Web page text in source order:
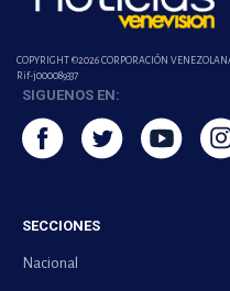
COPYRIGHT ©2026 CORPORACIÓN
Rif-j000089337
SIGUENOS EN:
SECCIONES
Nacional